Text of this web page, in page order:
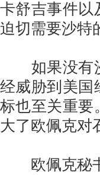
卡舒吉事件以
迫切需要沙特
如果没有沙
经威胁到美国
标也至关重要
大了欧佩克对
欧佩克秘书